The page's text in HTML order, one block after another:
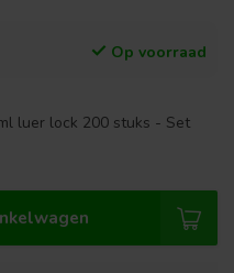
Op voorraad
luer lock 200 stuks - Set